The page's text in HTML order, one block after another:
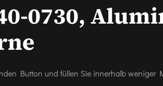
0730,
Button und füllen Sie innerhalb weniger